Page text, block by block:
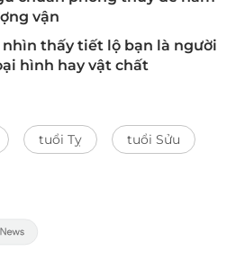
vận
thấy tiết lộ bạn là người
hình hay vật chất
tuổi Tỵ tuổi Sửu